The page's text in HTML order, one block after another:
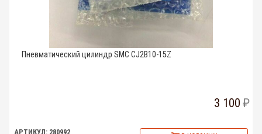
Пневматический цилиндр SMC CJ2B10-15Z
3 100
АРТИКУЛ: 280992